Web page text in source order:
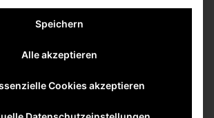
Speichern
Alle akzeptieren
Cookies akzeptieren